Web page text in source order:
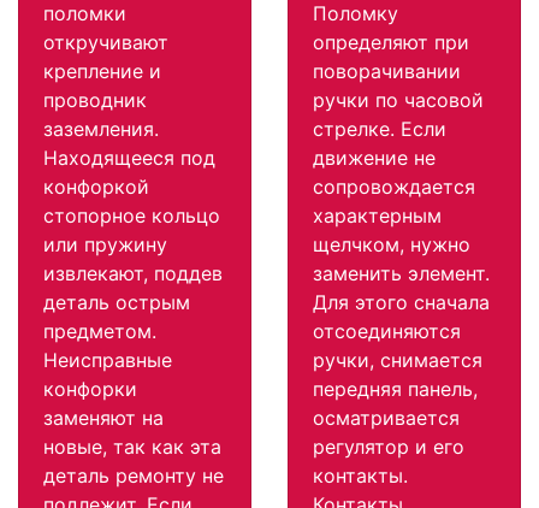
поломки
откручивают
крепление и
проводник
заземления.
Находящееся под
конфоркой
стопорное кольцо
или пружину
извлекают, поддев
деталь острым
предметом.
Неисправные
конфорки
заменяют на
новые, так как эта
деталь ремонту не
Поломку
определяют при
поворачивании
ручки по часовой
стрелке. Если
движение не
сопровождается
характерным
щелчком, нужно
заменить элемент.
Для этого сначала
отсоединяются
ручки, снимается
передняя панель,
осматривается
регулятор и его
контакты.